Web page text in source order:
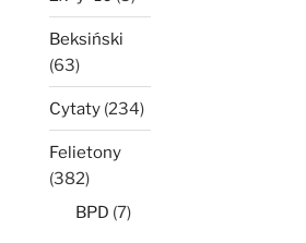
Beksiński
(63)
Cytaty (234)
Felietony
(382)
BPD (7)